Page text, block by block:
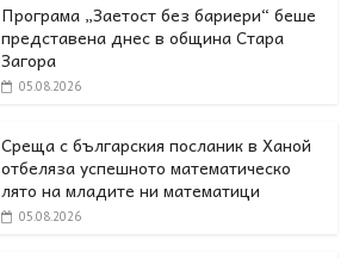
Програма „Заетост без бариери“ беше
представена днес в oбщина Стара
Загора
05.08.2026
Среща с българския посланик в Ханой
отбеляза успешното математическо
лято на младите ни математици
05.08.2026